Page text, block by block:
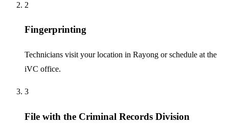
2
Fingerprinting
Technicians visit your location in Rayong or schedule at the
iVC office.
3
File with the Criminal Records Division